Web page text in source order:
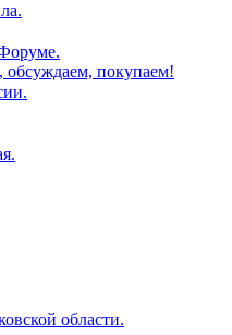
покупаем!
области.